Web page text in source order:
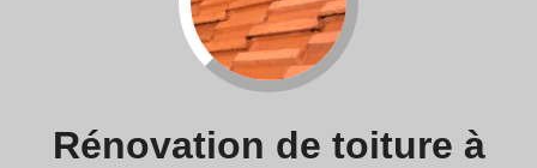
Rénovation de toiture à